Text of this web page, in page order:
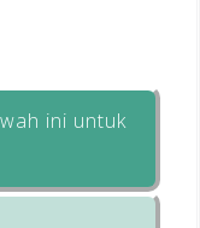
ini untuk